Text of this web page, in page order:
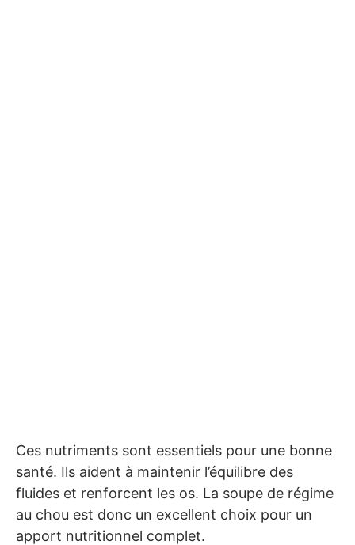
Ces nutriments sont essentiels pour une bonne
santé. Ils aident à maintenir l’équilibre des
fluides et renforcent les os. La soupe de régime
au chou est donc un excellent choix pour un
apport nutritionnel complet.